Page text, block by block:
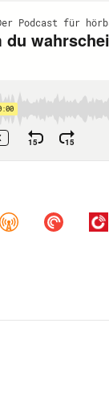
Podcast für
du
15 15